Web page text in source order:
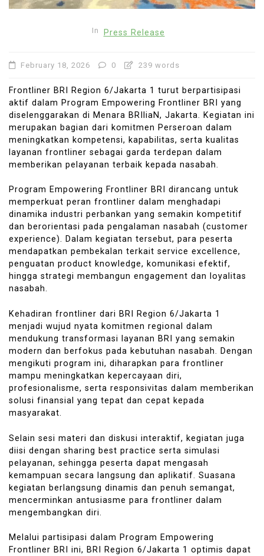
In Press Release
February 18, 2026 0 239 words
Frontliner BRI Region 6/Jakarta 1 turut berpartisipasi
aktif dalam Program Empowering Frontliner BRI yang
diselenggarakan di Menara BRIliaN, Jakarta. Kegiatan ini
merupakan bagian dari komitmen Perseroan dalam
meningkatkan kompetensi, kapabilitas, serta kualitas
layanan frontliner sebagai garda terdepan dalam
memberikan pelayanan terbaik kepada nasabah.
Program Empowering Frontliner BRI dirancang untuk
memperkuat peran frontliner dalam menghadapi
dinamika industri perbankan yang semakin kompetitif
dan berorientasi pada pengalaman nasabah (customer
experience). Dalam kegiatan tersebut, para peserta
mendapatkan pembekalan terkait service excellence,
penguatan product knowledge, komunikasi efektif,
hingga strategi membangun engagement dan loyalitas
nasabah.
Kehadiran frontliner dari BRI Region 6/Jakarta 1
menjadi wujud nyata komitmen regional dalam
mendukung transformasi layanan BRI yang semakin
modern dan berfokus pada kebutuhan nasabah. Dengan
mengikuti program ini, diharapkan para frontliner
mampu meningkatkan kepercayaan diri,
profesionalisme, serta responsivitas dalam memberikan
solusi finansial yang tepat dan cepat kepada
masyarakat.
Selain sesi materi dan diskusi interaktif, kegiatan juga
diisi dengan sharing best practice serta simulasi
pelayanan, sehingga peserta dapat mengasah
kemampuan secara langsung dan aplikatif. Suasana
kegiatan berlangsung dinamis dan penuh semangat,
mencerminkan antusiasme para frontliner dalam
mengembangkan diri.
Melalui partisipasi dalam Program Empowering
Frontliner BRI ini, BRI Region 6/Jakarta 1 optimis dapat